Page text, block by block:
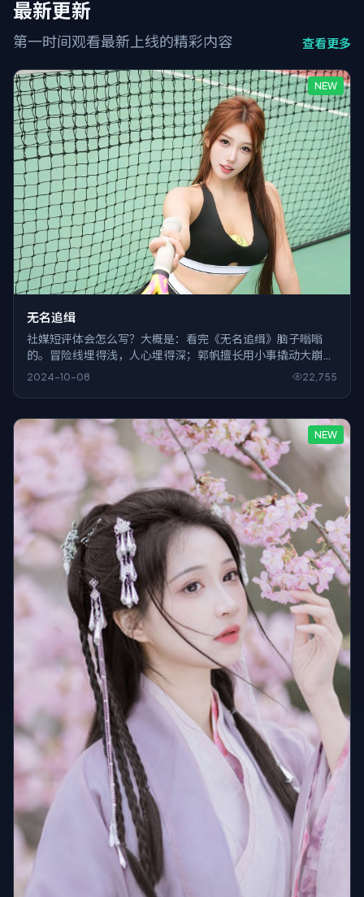
最新更新
第一时间观看最新上线的精彩内容 查看更多
NEW
无名追缉
社媒短评体会怎么写？大概是：看完《无名追缉》脑子嗡嗡
的。冒险线埋得浅，人心埋得深；郭帆擅长用小事撬动大崩
溃，结尾留白够狠。
2024-10-08 22,755
NEW